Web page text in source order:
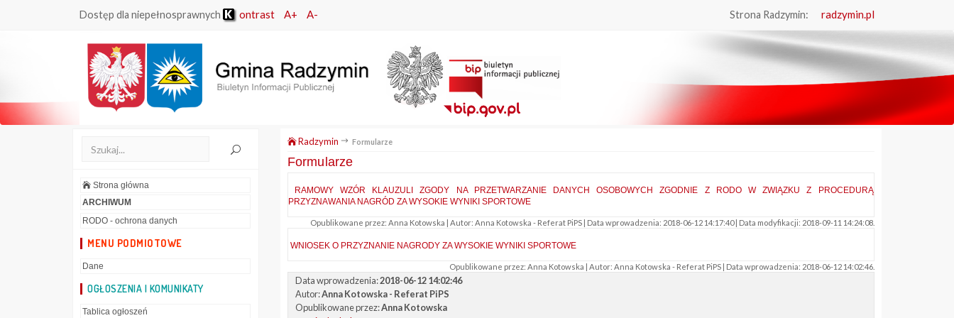
Dostęp dla niepełnosprawnych ontrast A+ A- Strona Radzymin: radzymin.pl
Strona główna
ARCHIWUM
RODO - ochrona danych
MENU PODMIOTOWE
Dane
OGŁOSZENIA I KOMUNIKATY
Tablica ogłoszeń
Radzymin Formularze
Formularze
RAMOWY WZÓR KLAUZULI ZGODY NA PRZETWARZANIE DANYCH OSOBOWYCH ZGODNIE Z RODO W ZWIĄZKU Z PROCEDURĄ
PRZYZNAWANIA NAGRÓD ZA WYSOKIE WYNIKI SPORTOWE
Opublikowane przez: Anna Kotowska | Autor: Anna Kotowska - Referat PiPS | Data wprowadzenia: 2018-06-12 14:17:40 | Data modyfikacji: 2018-09-11 14:24:08.
WNIOSEK O PRZYZNANIE NAGRODY ZA WYSOKIE WYNIKI SPORTOWE
Opublikowane przez: Anna Kotowska | Autor: Anna Kotowska - Referat PiPS | Data wprowadzenia: 2018-06-12 14:02:46.
Data wprowadzenia:2018-06-12 14:02:46
Autor:Anna Kotowska - Referat PiPS
Opublikowane przez:Anna Kotowska